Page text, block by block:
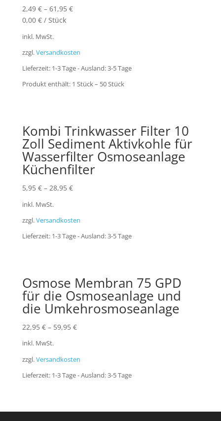
2,49 €– 61,95 €
0,00 €/ Stück
inkl. MwSt.
zzgl.Versandkosten
Lieferzeit: 1-3 Tage - Ausland: 3-5 Tage
Produkt enthält: 1 Stück– 50Stück
Kombi Trinkwasser Filter 10
Zoll Sediment Aktivkohle für
Wasserfilter Osmoseanlage
Küchenfilter
5,95 €– 28,95 €
inkl. MwSt.
zzgl.Versandkosten
Lieferzeit: 1-3 Tage - Ausland: 3-5 Tage
Osmose Membran 75 GPD
für die Osmoseanlage und
die Umkehrosmoseanlage
22,95 €– 59,95 €
inkl. MwSt.
zzgl.Versandkosten
Lieferzeit: 1-3 Tage - Ausland: 3-5 Tage